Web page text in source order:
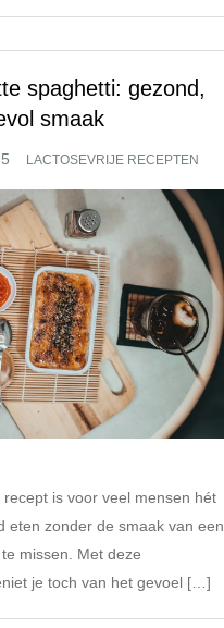
spaghetti: gezond,
smaak
LACTOSEVRIJE RECEPTEN
is voor veel mensen hét
eten zonder de smaak van een
missen. Met deze
je toch van het gevoel […]